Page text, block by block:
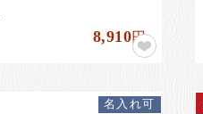
8,910円
名入れ可